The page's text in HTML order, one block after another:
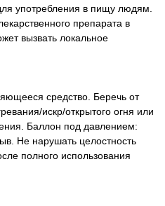
употребления в пищу людям.
препарата в
вызвать локальное
средство. Беречь от
искр/открытого огня или
Баллон под давлением:
Не нарушать целостность
полного использования